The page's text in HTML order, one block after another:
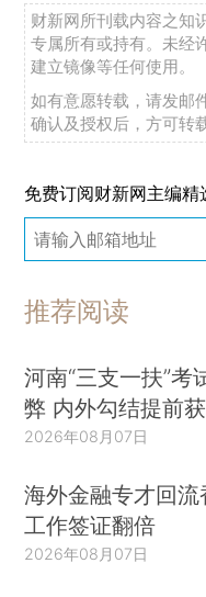
财新网所刊载内容之知
专属所有或持有。未经
建立镜像等任何使用。
如有意愿转载，请发邮
确认及授权后，方可转载
免费订阅财新网主编精
推荐阅读
河南“三支一扶”考
弊 内外勾结提前
2026年08月07日
海外金融专才回流
工作签证翻倍
2026年08月07日